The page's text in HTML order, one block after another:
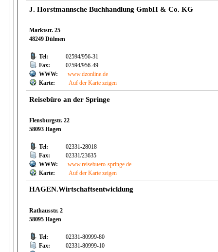
J. Horstmannsche Buchhandlung GmbH & Co. KG
Marktstr. 25
48249 Dülmen
Tel:
02594/956-31
Fax:
02594/956-49
WWW:
www.dzonline.de
Karte:
Auf der Karte zeigen
Reisebüro an der Springe
Flensburgstr. 22
58093 Hagen
Tel:
02331-28018
Fax:
02331/23635
WWW:
www.reisebuero-springe.de
Karte:
Auf der Karte zeigen
HAGEN.Wirtschaftsentwicklung
Rathausstr. 2
58095 Hagen
Tel:
02331-80999-80
Fax:
02331-80999-10